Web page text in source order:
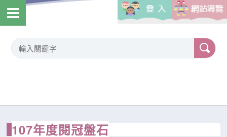
107年度閱冠盤石